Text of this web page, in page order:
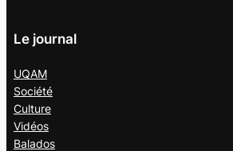
Le journal
UQAM
Société
Culture
Vidéos
Balados